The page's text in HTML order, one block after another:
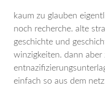
kaum zu glauben
noch recherche. alte
geschichte und
winzigkeiten. dann aber
einfach so aus dem